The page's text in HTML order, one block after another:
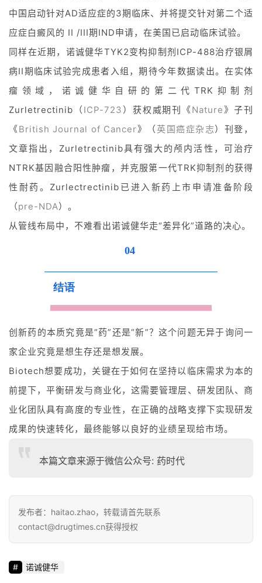
中国启动针对AD适应症的3期临床、并将提交针对第二个适
应症白癜风的 II /III期IND申请，在美国已启动临床试验。
同样在近期，诺诚健华TYK2变构抑制剂ICP-488治疗银屑
病II期临床试验完成患者入组，期待今年数据读出。在实体
瘤领域，诺诚健华自研的第二代TRK抑制剂
Zurletrectinib（ ICP-723 ）获权威期刊《Nature》子刊
《British Journal of Cancer》（ 英国癌症杂志）刊登，
文章指出，Zurletrectinib具有强大的颅内活性，可治疗
NTRK基因融合阳性肿瘤，并克服第一代TRK抑制剂的获得
性耐药。Zurlectrectinib已进入新药上市申请准备阶段
（pre-NDA）。
从管线布局中，不难看出诺诚健华走“差异化”道路的决心。
04
结语
创新药的本质究竟是“药”还是“新”？这个问题无异于询问一
家企业究竟是想生存还是想发展。
Biotech想要成功，关键在于如何在坚持以临床需求为本的
前提下，平衡研发与商业化，这需要管理层、研发团队、商
业化团队具有高度的专业性，在正确的战略支撑下实现研发
成果的快速转化，最终能够以良好的业绩呈现给市场。
本篇文章来源于微信公众号: 药时代
发布者：haitao.zhao，转载请首先联系
contact@drugtimes.cn获得授权
诺诚健华